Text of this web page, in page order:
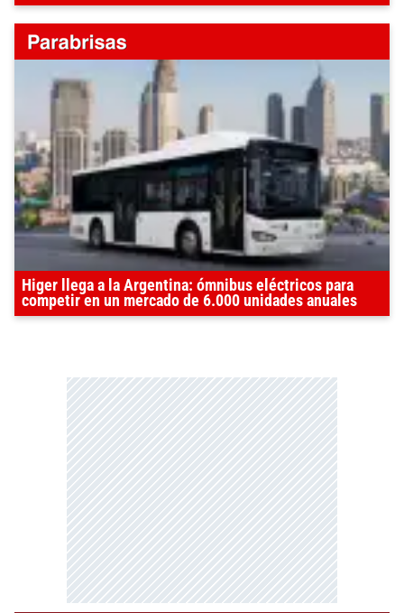
Higer llega a la Argentina: ómnibus eléctricos para
competir en un mercado de 6.000 unidades anuales